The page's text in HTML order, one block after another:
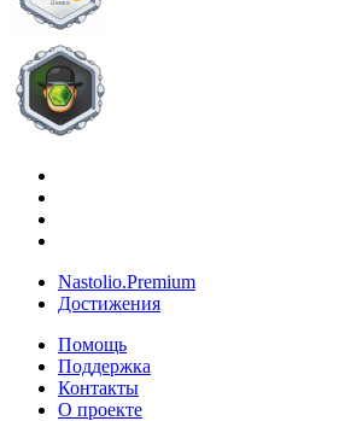
Nastolio.Premium
Достижения
Помощь
Поддержка
Контакты
О проекте